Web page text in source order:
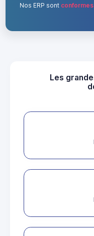
Nos ERP sont
Les